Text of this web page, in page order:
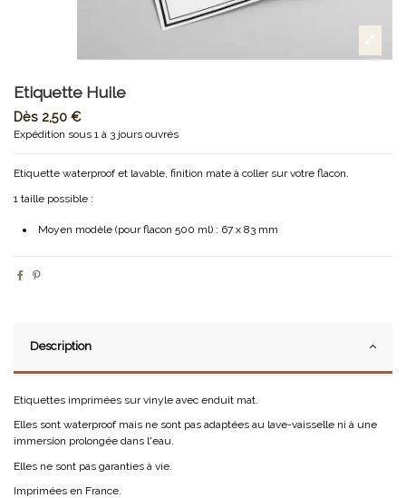
Etiquette Huile
Dès 2,50 €
Expédition sous 1 à 3 jours ouvrés
Etiquette waterproof et lavable, finition mate à coller sur votre flacon.
1 taille possible :
Moyen modèle (pour flacon 500 ml) : 67 x 83 mm
Description
Etiquettes imprimées sur vinyle avec enduit mat.
Elles sont waterproof mais ne sont pas adaptées au lave-vaisselle ni à une
immersion prolongée dans l'eau.
Elles ne sont pas garanties à vie.
Imprimées en France.